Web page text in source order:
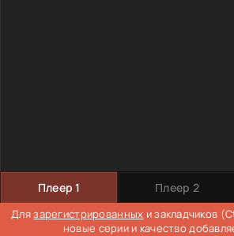
Плеер 1 Плеер 2
Длязарегистрированных и закладчиков
новые серии и качество